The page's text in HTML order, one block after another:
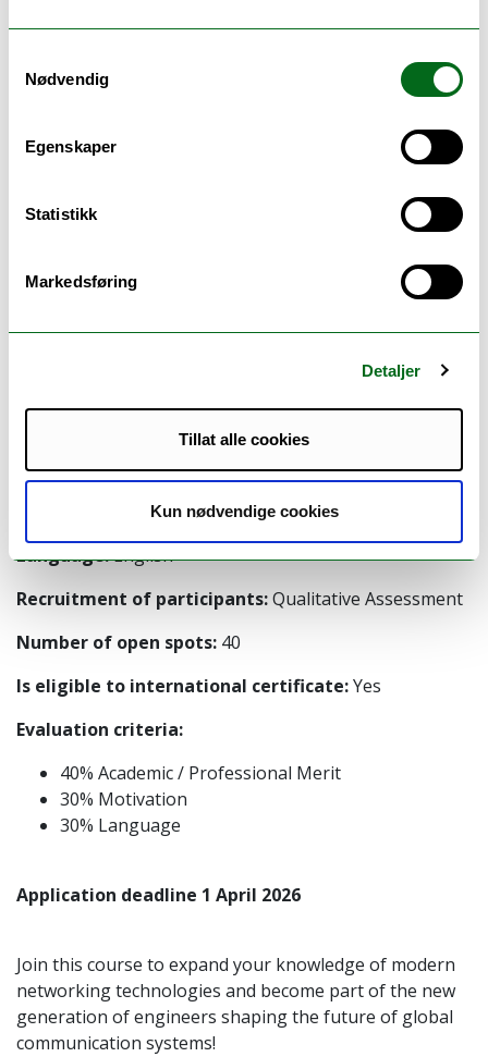
Nødvendig
Egenskaper
Statistikk
Markedsføring
Detaljer
Tillat alle cookies
Kun nødvendige cookies
www.eugloh.eu
Academic Staff, Master students, PhD
students, Researchers
Transcript of records - ECTS
Language:English
Recruitment of participants:Qualitative Assessment
Number of open spots: 40
Is eligible to international certificate:Yes
Evaluation criteria:
40% Academic / Professional Merit
30% Motivation
30% Language
Application deadline 1 April 2026
Join this course to expand your knowledge of modern
networking technologies and become part of the new
generation of engineers shaping the future of global
communication systems!